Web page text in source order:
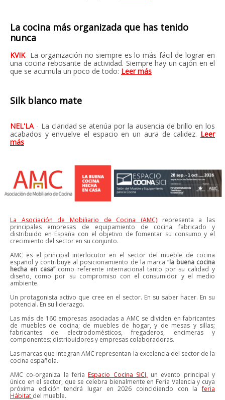
La cocina más organizada que has tenido
nunca
KVIK- La organización no siempre es lo más fácil de lograr en
una cocina rebosante de actividad. Siempre hay un cajón en el
que se acumula un poco de todo: Leer más
Silk blanco mate
NEL'LA - La claridad se atenúa por la ausencia de brillo en los
acabados y envuelve el espacio en un aura de calidez. Leer
más
La Asociación de Mobiliario de Cocina (AMC)
representa a las
principales empresas de equipamiento de cocina fabricado y
distribuido en España con el objetivo de fomentar su consumo y el
crecimiento del sector en su conjunto.
AMC es el principal interlocutor en el sector del mueble de cocina
español y contribuye al posicionamiento de la marca “la buena cocina
hecha en casa”como referente internacional tanto por su calidad y
diseño, como por su compromiso con el consumidor y el medio
ambiente.
Un protagonista activo que cree en el sector. En su saber hacer. En su
potencial. En su liderazgo.
Las más de 160 empresas asociadas a AMC se dividen en fabricantes
de muebles de cocina; de muebles de hogar, y de mesas y sillas;
fabricantes de electrodomésticos, fregaderos, encimeras y
componentes; distribuidores y empresas colaboradoras.
Las marcas que integran AMC representan la excelencia del sector de la
cocina española.
AMC co-organiza la feriaEspacio Cocina SICI,un evento principal y
único en el sector, que se celebra bienalmente en Feria Valencia y cuya
próxima edición tendrá lugar en 2026 coincidiendo con laferia
Hábitat del mueble.